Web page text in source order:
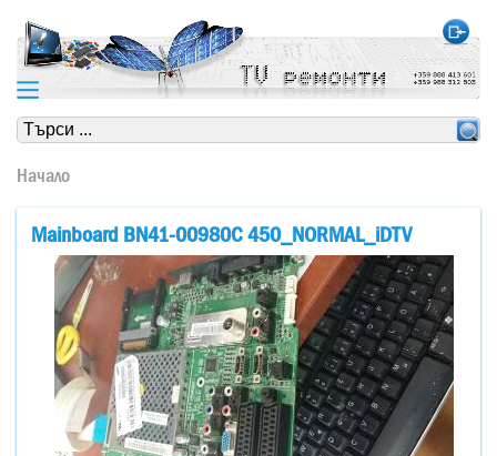
https://www.high-endrolex.com/24
Начало
Mainboard BN41-00980C 450_NORMAL_iDTV